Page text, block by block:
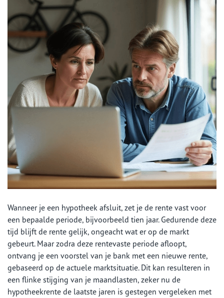
Wanneer je een hypotheek afsluit, zet je de rente vast voor
een bepaalde periode, bijvoorbeeld tien jaar. Gedurende deze
tijd blijft de rente gelijk, ongeacht wat er op de markt
gebeurt. Maar zodra deze rentevaste periode afloopt,
ontvang je een voorstel van je bank met een nieuwe rente,
gebaseerd op de actuele marktsituatie. Dit kan resulteren in
een flinke stijging van je maandlasten, zeker nu de
hypotheekrente de laatste jaren is gestegen vergeleken met